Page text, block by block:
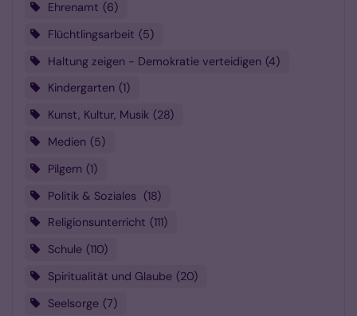
Ehrenamt 6
Flüchtlingsarbeit 5
Haltung zeigen - Demokratie verteidigen 4
Kindergarten 1
Kunst, Kultur, Musik 28
Medien 5
Pilgern 1
Politik & Soziales
18
Religionsunterricht
111
Schule 110
Spiritualität und Glaube 20
Seelsorge 7